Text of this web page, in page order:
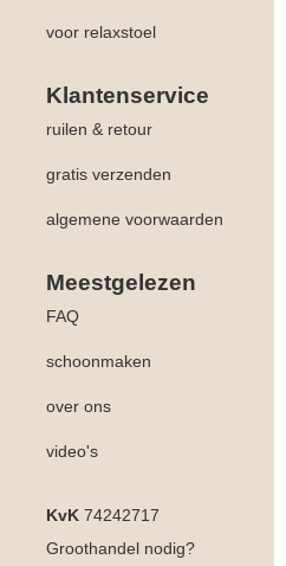
voor relaxstoel
Klantenservice
ruilen & retour
gratis verzenden
algemene voorwaarden
Meestgelezen
FAQ
schoonmaken
over ons
video's
KvK 74242717
Groothandel nodig?